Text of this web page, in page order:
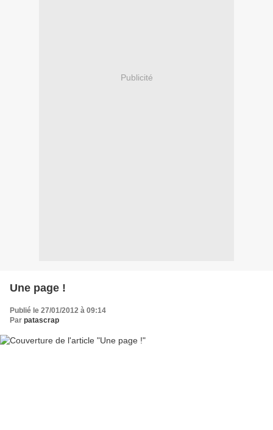
Publicité
Une page !
Publié le 27/01/2012 à 09:14
Par patascrap